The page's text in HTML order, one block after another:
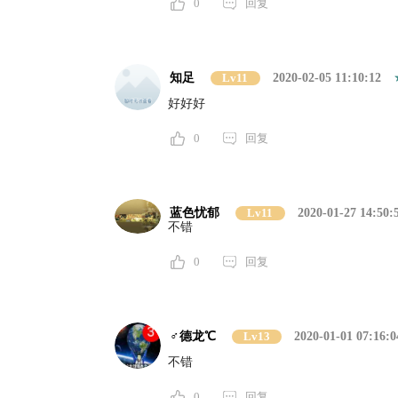
0 回复
知足 Lv11
2020-02-05 11:10:12
好好好
0 回复
蓝色忧郁 Lv11
2020-01-27
不错
0 回复
♂德龙℃ Lv13
2020-01-01
不错